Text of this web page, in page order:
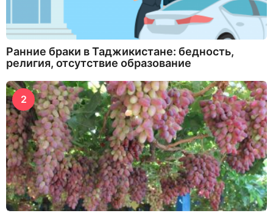
Ранние браки в Таджикистане: бедность,
религия, отсутствие образование
2